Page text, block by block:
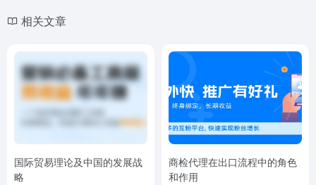
相关文章
国际贸易理论及中国的发展战
略
商检代理在出口流程中的角色
和作用